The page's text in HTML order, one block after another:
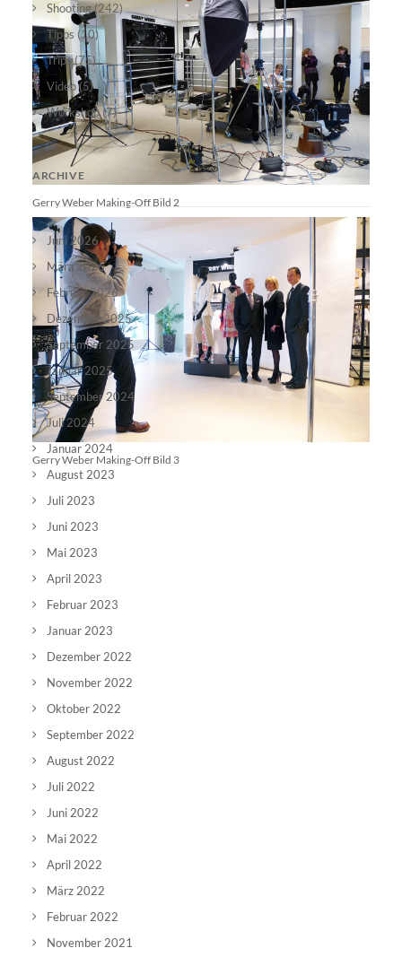
Gerry Weber Making-Off Bild 2
Gerry Weber Making-Off Bild 3
Shooting(242)
Tipps (10)
Trips(75)
Video(5)
Workshop(7)
ARCHIVE
Juni 2026
März 2026
Februar 2026
Dezember 2025
September 2025
Januar 2025
September 2024
Juli 2024
Januar 2024
August 2023
Juli 2023
Juni 2023
Mai 2023
April 2023
Februar 2023
Januar 2023
Dezember 2022
November 2022
Oktober 2022
September 2022
August 2022
Juli 2022
Juni 2022
Mai 2022
April 2022
März 2022
Februar 2022
November 2021